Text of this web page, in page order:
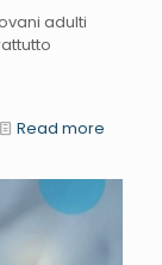
adulti
Read more